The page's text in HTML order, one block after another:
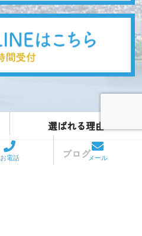
選ばれる理由
ブログ
お電話 メール